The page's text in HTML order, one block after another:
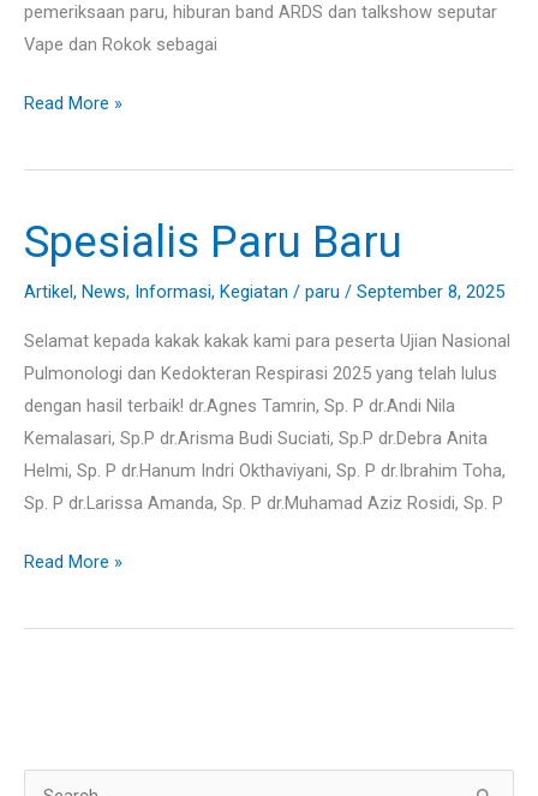
pemeriksaan paru, hiburan band ARDS dan talkshow seputar
Vape dan Rokok sebagai
Read More »
Spesialis Paru Baru
Artikel, News, Informasi, Kegiatan / paru / September 8, 2025
Selamat kepada kakak kakak kami para peserta Ujian Nasional
Pulmonologi dan Kedokteran Respirasi 2025 yang telah lulus
dengan hasil terbaik! dr.Agnes Tamrin, Sp. P dr.Andi Nila
Kemalasari, Sp.P dr.Arisma Budi Suciati, Sp.P dr.Debra Anita
Helmi, Sp. P dr.Hanum Indri Okthaviyani, Sp. P dr.Ibrahim Toha,
Sp. P dr.Larissa Amanda, Sp. P dr.Muhamad Aziz Rosidi, Sp. P
Spesialis
Paru
Baru
Read More »